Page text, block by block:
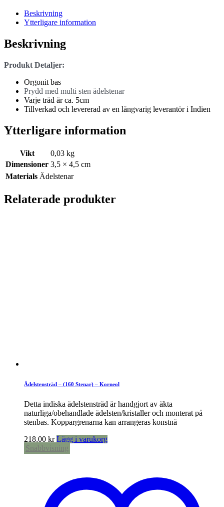
Beskrivning
Ytterligare information
Beskrivning
Produkt Detaljer:
Orgonit bas
Prydd med multi sten ädelstenar
Varje träd är ca. 5cm
Tillverkad och levererad av en långvarig leverantör i Indien
Ytterligare information
Vikt
0,03 kg
Dimensioner 3,5 × 4,5 cm
Materials Ädelstenar
Relaterade produkter
Ädelstensträd – (160 Stenar) – Korneol
Detta indiska ädelstensträd är handgjort av äkta
naturliga/obehandlade ädelsten/kristaller och monterat på
stenbas. Koppargrenarna kan arrangeras konstnä
218,00 kr Lägg i varukorg
Snabbvisning